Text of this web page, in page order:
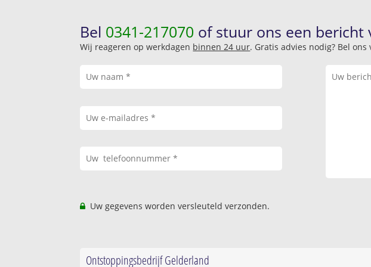
Bel 0341-217070 of stuur ons een
Wij reageren op werkdagen binnen 24 uur. Gratis advies nodig? Bel ons
Uw gegevens worden versleuteld verzonden.
Ontstoppingsbedrijf Gelderland